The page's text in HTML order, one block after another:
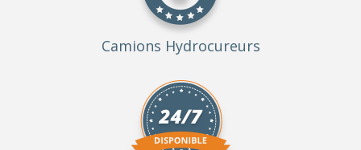
Camions Hydrocureurs